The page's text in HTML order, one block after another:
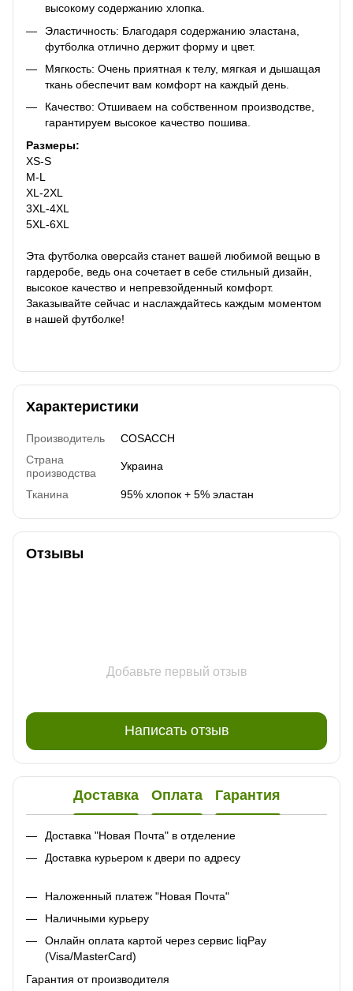
высокому содержанию хлопка.
Эластичность: Благодаря содержанию эластана,
футболка отлично держит форму и цвет.
Мягкость: Очень приятная к телу, мягкая и дышащая
ткань обеспечит вам комфорт на каждый день.
Качество: Отшиваем на собственном производстве,
гарантируем высокое качество пошива.
Размеры:
XS-S
M-L
XL-2XL
3XL-4XL
5XL-6XL
Эта футболка оверсайз станет вашей любимой вещью в
гардеробе, ведь она сочетает в себе стильный дизайн,
высокое качество и непревзойденный комфорт.
Заказывайте сейчас и наслаждайтесь каждым моментом
в нашей футболке!
Характеристики
Производитель
COSACCH
Страна
производства
Украина
Тканина 95% хлопок + 5% эластан
Отзывы
Добавьте первый отзыв
Написать отзыв
Доставка Оплата Гарантия
Доставка "Новая Почта" в отделение
Доставка курьером к двери по адресу
Наложенный платеж "Новая Почта"
Наличными курьеру
Онлайн оплата картой через сервис liqPay
(Visa/MasterCard)
Гарантия от производителя